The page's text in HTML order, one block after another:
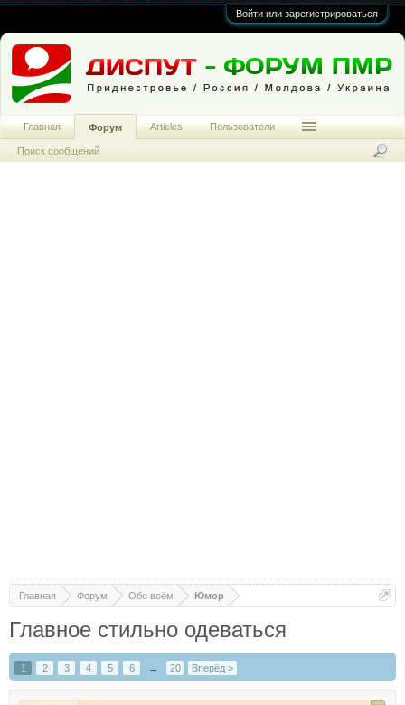
Войти или зарегистрироваться
Главная Форум Обо всём Юмор
Главное стильно одеваться
1 2 3 4 5 6 → 20 Вперёд >
Главная Форум
Поиск сообщений
Articles Пользователи